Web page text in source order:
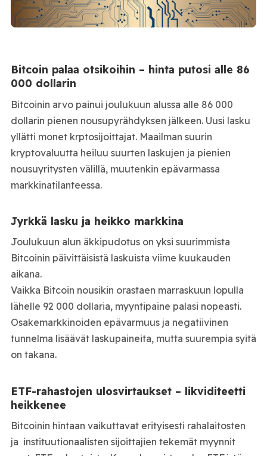
Bitcoin palaa otsikoihin – hinta putosi alle 86
000 dollarin
Bitcoinin arvo painui joulukuun alussa alle 86 000
dollarin pienen nousupyrähdyksen jälkeen. Uusi lasku
yllätti monet krptosijoittajat. Maailman suurin
kryptovaluutta heiluu suurten laskujen ja pienien
nousuyritysten välillä, muutenkin epävarmassa
markkinatilanteessa.
Jyrkkä lasku ja heikko markkina
Joulukuun alun äkkipudotus on yksi suurimmista
Bitcoinin päivittäisistä laskuista viime kuukauden
aikana.
Vaikka Bitcoin nousikin orastaen marraskuun lopulla
lähelle 92 000 dollaria, myyntipaine palasi nopeasti.
Osakemarkkinoiden epävarmuus ja negatiivinen
tunnelma lisäävät laskupaineita, mutta suurempia syitä
on takana.
ETF-rahastojen ulosvirtaukset – likviditeetti
heikkenee
Bitcoinin hintaan vaikuttavat erityisesti rahalaitosten
ja instituutionaalisten sijoittajien tekemät myynnit